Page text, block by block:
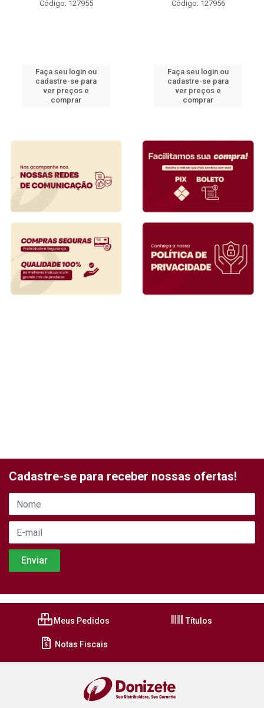
Código: 127955
Faça seu login ou
cadastre-se para
ver preços e
comprar
Código: 127956
Faça seu login ou
cadastre-se para
ver preços e
comprar
Cadastre-se para receber nossas ofertas!
Meus Pedidos Títulos
Notas Fiscais